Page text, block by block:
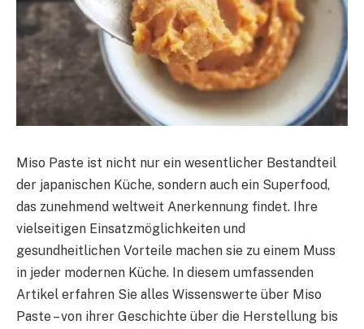
Miso Paste ist nicht nur ein wesentlicher Bestandteil
der japanischen Küche, sondern auch ein Superfood,
das zunehmend weltweit Anerkennung findet. Ihre
vielseitigen Einsatzmöglichkeiten und
gesundheitlichen Vorteile machen sie zu einem Muss
in jeder modernen Küche. In diesem umfassenden
Artikel erfahren Sie alles Wissenswerte über Miso
Paste – von ihrer Geschichte über die Herstellung bis